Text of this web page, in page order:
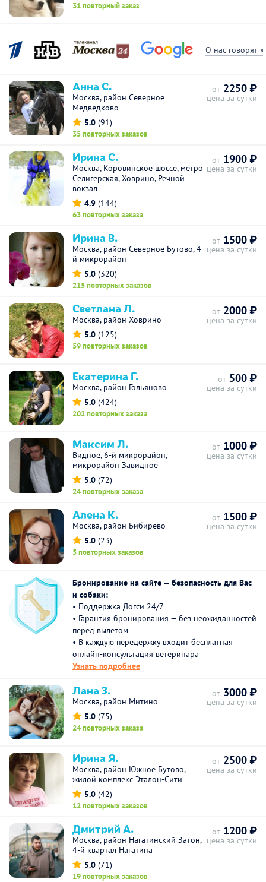
31 повторный заказ
О нас говорят »
Анна С.
Москва, район Северное
Медведково
5.0 (91)
35 повторных заказов
от 2250 ₽
цена за сутки
Ирина С.
Москва, Коровинское шоссе, метро
Селигерская, Ховрино, Речной
вокзал
4.9 (144)
63 повторных заказа
от 1900 ₽
цена за сутки
Ирина В.
Москва, район Северное Бутово, 4-
й микрорайон
5.0 (320)
215 повторных заказов
от 1500 ₽
цена за сутки
Светлана Л.
Москва, район Ховрино
5.0 (125)
59 повторных заказов
от 2000 ₽
цена за сутки
Екатерина Г.
Москва, район Гольяново
5.0 (424)
202 повторных заказа
от 500 ₽
цена за сутки
Максим Л.
Видное, 6-й микрорайон,
микрорайон Завидное
5.0 (72)
24 повторных заказа
от 1000 ₽
цена за сутки
Алена К.
Москва, район Бибирево
5.0 (23)
5 повторных заказов
от 1500 ₽
цена за сутки
Бронирование на сайте — безопасность для Вас
и собаки:
• Поддержка Догси 24/7
• Гарантия бронирования — без неожиданностей
перед вылетом
• В каждую передержку входит бесплатная
онлайн-консультация ветеринара
Узнать подробнее
Лана З.
Москва, район Митино
5.0 (75)
24 повторных заказа
от 3000 ₽
цена за сутки
Ирина Я.
Москва, район Южное Бутово,
жилой комплекс Эталон-Сити
5.0 (42)
12 повторных заказов
от 2500 ₽
цена за сутки
Дмитрий А.
Москва, район Нагатинский Затон,
4-й квартал Нагатина
5.0 (71)
19 повторных заказов
от 1200 ₽
цена за сутки